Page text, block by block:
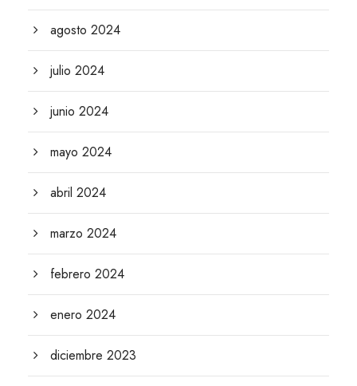
agosto 2024
julio 2024
junio 2024
mayo 2024
abril 2024
marzo 2024
febrero 2024
enero 2024
diciembre 2023